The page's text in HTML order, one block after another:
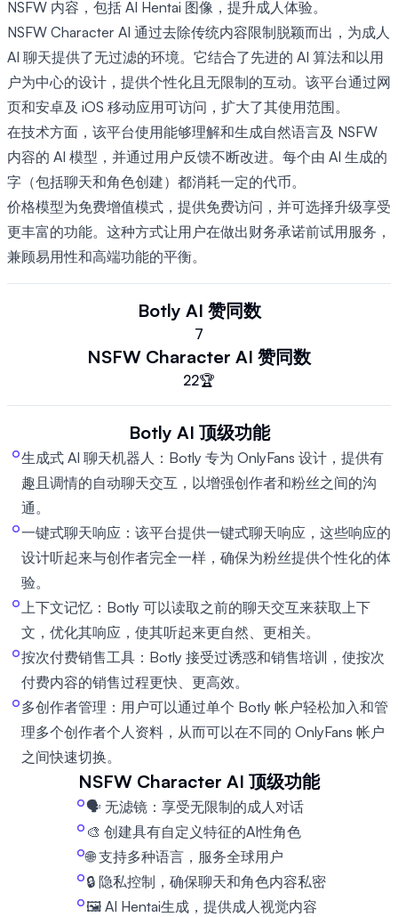
NSFW 内容，包括 AI Hentai 图像，提升成人体验。
NSFW Character AI 通过去除传统内容限制脱颖而出，为成人
AI 聊天提供了无过滤的环境。它结合了先进的 AI 算法和以用
户为中心的设计，提供个性化且无限制的互动。该平台通过网
页和安卓及 iOS 移动应用可访问，扩大了其使用范围。
在技术方面，该平台使用能够理解和生成自然语言及 NSFW
内容的 AI 模型，并通过用户反馈不断改进。每个由 AI 生成的
字（包括聊天和角色创建）都消耗一定的代币。
价格模型为免费增值模式，提供免费访问，并可选择升级享受
更丰富的功能。这种方式让用户在做出财务承诺前试用服务，
兼顾易用性和高端功能的平衡。
Botly AI 赞同数
7
NSFW Character AI 赞同数
22🏆
Botly AI 顶级功能
生成式 AI 聊天机器人：Botly 专为 OnlyFans 设计，提供有
趣且调情的自动聊天交互，以增强创作者和粉丝之间的沟
通。
一键式聊天响应：该平台提供一键式聊天响应，这些响应的
设计听起来与创作者完全一样，确保为粉丝提供个性化的体
验。
上下文记忆：Botly 可以读取之前的聊天交互来获取上下
文，优化其响应，使其听起来更自然、更相关。
按次付费销售工具：Botly 接受过诱惑和销售培训，使按次
付费内容的销售过程更快、更高效。
多创作者管理：用户可以通过单个 Botly 帐户轻松加入和管
理多个创作者个人资料，从而可以在不同的 OnlyFans 帐户
之间快速切换。
NSFW Character AI 顶级功能
🗣️ 无滤镜：享受无限制的成人对话
🎨 创建具有自定义特征的AI性角色
🌐 支持多种语言，服务全球用户
🔒 隐私控制，确保聊天和角色内容私密
🖼️ AI Hentai生成，提供成人视觉内容